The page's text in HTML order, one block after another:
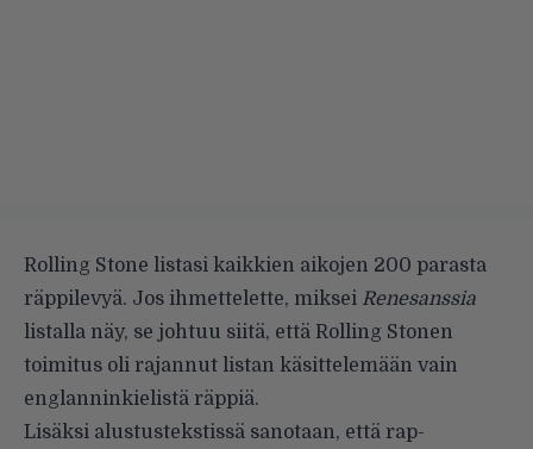
Rolling Stone listasi kaikkien aikojen 200 parasta
räppilevyä. Jos ihmettelette, miksei Renesanssia
listalla näy, se johtuu siitä, että Rolling Stonen
toimitus oli rajannut listan käsittelemään vain
englanninkielistä räppiä.
Lisäksi alustustekstissä sanotaan, että rap-